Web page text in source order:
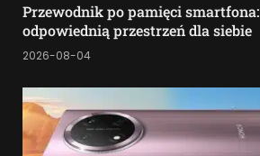
Przewodnik po pamięci
odpowiednią przestrzeń dla siebie
2026-08-04